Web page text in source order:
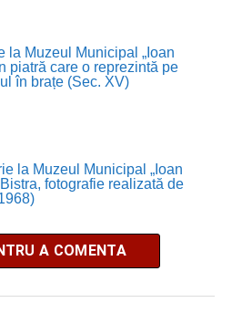
la Muzeul Municipal „Ioan
piatră care o reprezintă pe
în brațe (Sec. XV)
la Muzeul Municipal „Ioan
fotografie realizată de
A COMENTA